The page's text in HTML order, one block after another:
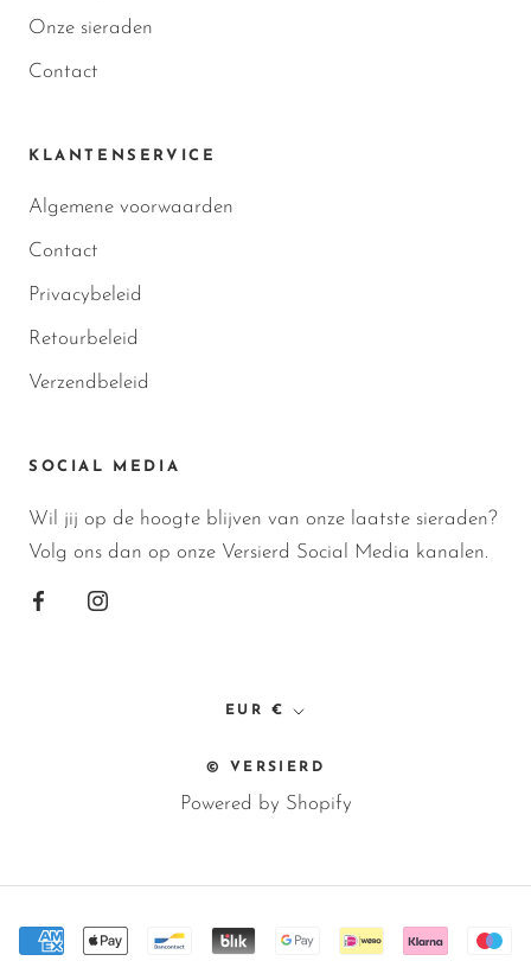
Onze sieraden
Contact
KLANTENSERVICE
Algemene voorwaarden
Contact
Privacybeleid
Retourbeleid
Verzendbeleid
SOCIAL MEDIA
Wil jij op de hoogte blijven van onze laatste sieraden?
Volg ons dan op onze Versierd Social Media kanalen.
Valuta
EUR €
© VERSIERD
Powered by Shopify